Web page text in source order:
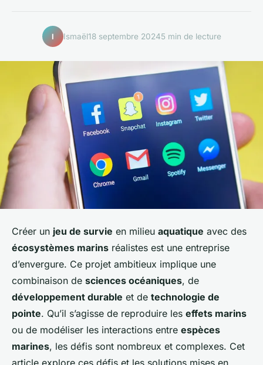
I Ismaël18 septembre 20245 min de lecture
Créer un jeu de survie en milieu aquatique avec des
écosystèmes marins réalistes est une entreprise
d’envergure. Ce projet ambitieux implique une
combinaison de sciences océaniques, de
développement durable et de technologie de
pointe. Qu’il s’agisse de reproduire les effets marins
ou de modéliser les interactions entre espèces
marines, les défis sont nombreux et complexes. Cet
article explore ces défis et les solutions mises en